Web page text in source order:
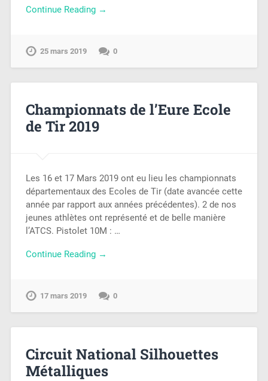
Continue Reading →
25 mars 2019 0
Championnats de l’Eure Ecole
de Tir 2019
Les 16 et 17 Mars 2019 ont eu lieu les championnats
départementaux des Ecoles de Tir (date avancée cette
année par rapport aux années précédentes). 2 de nos
jeunes athlètes ont représenté et de belle manière
l’ATCS. Pistolet 10M : …
Continue Reading →
17 mars 2019 0
Circuit National Silhouettes
Métalliques